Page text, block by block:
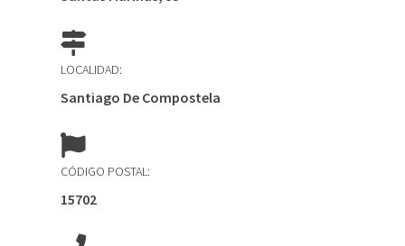
LOCALIDAD:
Santiago De Compostela
CÓDIGO POSTAL:
15702